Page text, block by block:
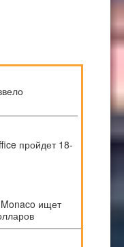
пройдет 18-
ищет